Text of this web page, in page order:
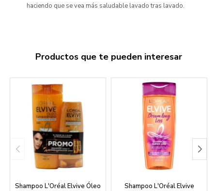
haciendo que se vea más saludable lavado tras lavado.
Productos que te pueden interesar
Shampoo L'Oréal Elvive Óleo
Shampoo L'Oréal Elvive